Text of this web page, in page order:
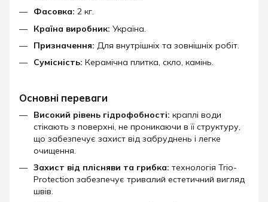
Фасовка: 2 кг.
Країна виробник: Україна.
Призначення: Для внутрішніх та зовнішніх робіт.
Сумісність: Керамічна плитка, скло, камінь.
Основні переваги
Високий рівень гідрофобності: краплі води
стікають з поверхні, не проникаючи в її структуру,
що забезпечує захист від забруднень і легке
очищення.
Захист від плісняви та грибка: технологія Trio-
Protection забезпечує тривалий естетичний вигляд
швів.